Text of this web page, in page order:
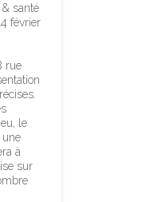
& santé
février
rue
le
une
à
sur